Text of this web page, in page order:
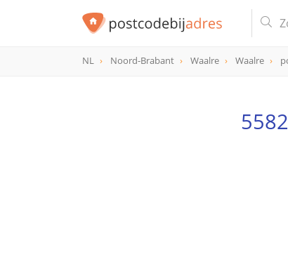
NL Noord-Brabant Waalre Waalre